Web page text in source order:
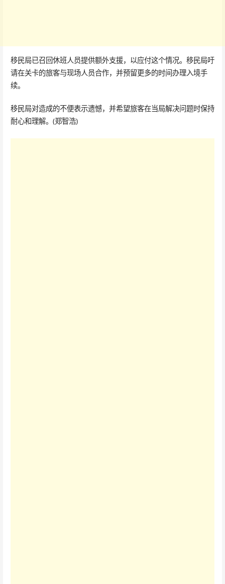
移民局已召回休班人员提供额外支援，以应付这个情况。移民局吁
请在关卡的旅客与现场人员合作，并预留更多的时间办理入境手
续。
移民局对造成的不便表示遗憾，并希望旅客在当局解决问题时保持
耐心和理解。(郑智浩)